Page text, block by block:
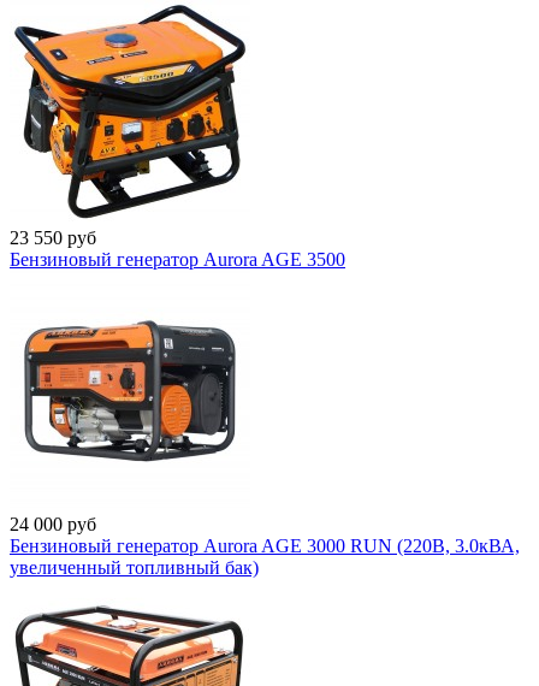
23 550 руб
Бензиновый генератор Aurora AGE 3500
24 000 руб
Бензиновый генератор Aurora AGE 3000 RUN (220В, 3.0кВА,
увеличенный топливный бак)